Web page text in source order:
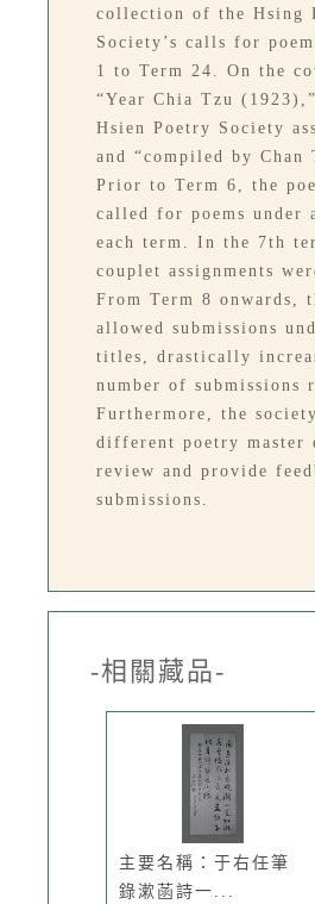
collection of the Hsing
Society’s calls for
1 to Term 24. On the
“Year Chia Tzu
Hsien Poetry Society
and “compiled by Chan
Prior to Term 6, the
called for poems under
each term. In the 7th
couplet assignments
From Term 8 onwards,
allowed submissions
titles, drastically
number of submissions
Furthermore, the
different poetry master
review and provide
submissions.
-相關藏品-
主要名稱：于右任筆
錄漱菡詩一...